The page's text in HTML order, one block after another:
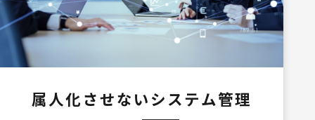
属人化させないシステム管理